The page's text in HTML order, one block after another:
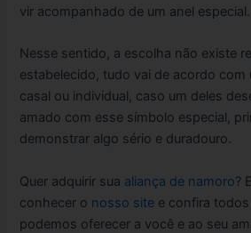
vir acompanhado de um anel especial.
Nesse sentido, a escolha não existe
estabelecido, tudo vai de acordo com
casal ou individual, caso um deles
amado com esse símbolo especial,
demonstrar algo sério e duradouro.
Quer adquirir sua aliança de namoro?
conhecer o nosso site e confira
podemos oferecer a você e ao seu